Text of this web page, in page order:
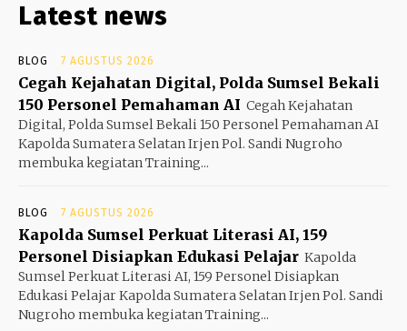
Latest news
BLOG 7 AGUSTUS 2026
Cegah Kejahatan Digital, Polda Sumsel Bekali
150 Personel Pemahaman AI Cegah Kejahatan
Digital, Polda Sumsel Bekali 150 Personel Pemahaman AI
Kapolda Sumatera Selatan Irjen Pol. Sandi Nugroho
membuka kegiatan Training...
BLOG 7 AGUSTUS 2026
Kapolda Sumsel Perkuat Literasi AI, 159
Personel Disiapkan Edukasi Pelajar Kapolda
Sumsel Perkuat Literasi AI, 159 Personel Disiapkan
Edukasi Pelajar Kapolda Sumatera Selatan Irjen Pol. Sandi
Nugroho membuka kegiatan Training...